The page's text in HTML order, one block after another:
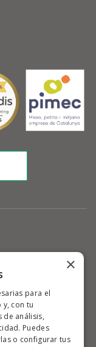
×
para el
con tu
de análisis,
Puedes
o configurar tus